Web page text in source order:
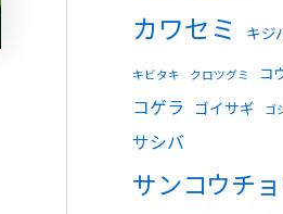
カワセミ キジ
キビタキ クロツグミ コ
コゲラ ゴイサギ ゴ
サシバ
サンコウチ